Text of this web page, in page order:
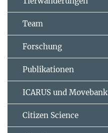
Team
Forschung
Publikationen
ICARUS und Movebank
Citizen Science